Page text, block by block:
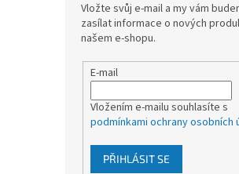
Vložte svůj e-mail a my vám
zasílat informace o nových
našem e-shopu.
E-mail
Vložením e-mailu souhlasíte s
podmínkami ochrany osobních
PŘIHLÁSIT SE